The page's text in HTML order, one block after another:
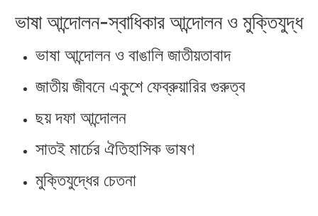
ভাষা আন্দোলন-স্বাধিকার আন্দোলন ও মুক্তিযুদ্ধ
ভাষা আন্দোলন ও বাঙালি জাতীয়তাবাদ
জাতীয় জীবনে একুশে ফেব্রুয়ারির গুরুত্ব
ছয় দফা আন্দোলন
সাতই মার্চের ঐতিহাসিক ভাষণ
মুক্তিযুদ্ধের চেতনা